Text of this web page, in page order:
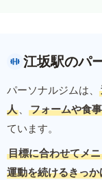
江坂駅のパ
パーソナルジムは、
人 、 フォームや食
ています。
目標に合わせてメ
運動を続けるきっ